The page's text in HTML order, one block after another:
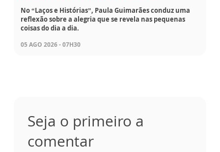
No “Laços e Histórias”, Paula Guimarães conduz uma
reflexão sobre a alegria que se revela nas pequenas
coisas do dia a dia.
05 AGO 2026 - 07H30
Seja o primeiro a
comentar